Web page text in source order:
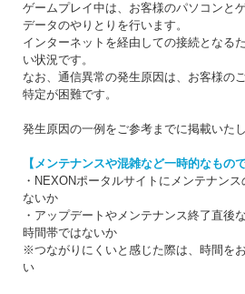
ゲームプレイ中は、お客様のパソコンと
データのやりとりを行います。
インターネットを経由しての接続となる
い状況です。
なお、通信異常の発生原因は、お客様の
特定が困難です。
発生原因の一例をご参考までに掲載いたし
【メンテナンスや混雑など一時的なもの
・NEXONポータルサイトにメンテナン
ないか
・アップデートやメンテナンス終了直後
時間帯ではないか
※つながりにくいと感じた際は、時間を
い